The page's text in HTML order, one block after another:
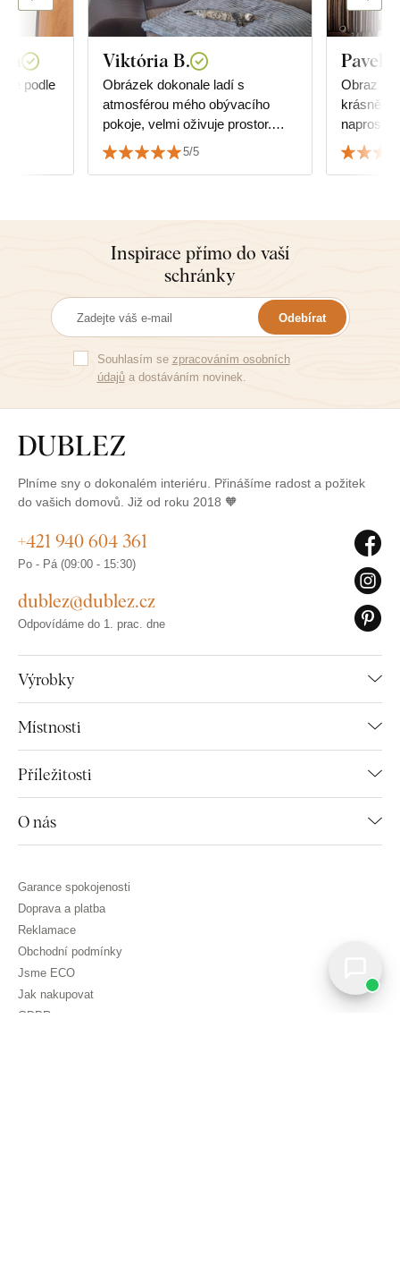
podle
Viktória B.
Obrázek dokonale ladí s
atmosférou mého obývacího
pokoje, velmi oživuje prostor.
Jsem velmi spokojený s kvalitou
i službami.
5/5
Pavel
Obraz se
krásně
naprosto
též
zabalení.
Inspirace přímo do vaší
schránky
Odebírat
Souhlasím se zpracováním osobních
údajůa dostáváním novinek.
Plníme sny o dokonalém interiéru. Přinášíme radost a požitek
do vašich domovů. Již od roku 2018 🧡
Výrobky
Místnosti
Příležitosti
O nás
+421 940 604 361
Po - Pá (09:00 - 15:30)
dublez@dublez.cz
Odpovídáme do 1. prac. dne
Garance spokojenosti
Doprava a platba
Reklamace
Obchodní podmínky
Jsme ECO
Jak nakupovat
GDPR